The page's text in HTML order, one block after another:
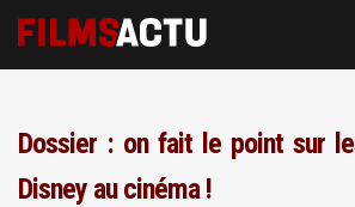
Dossier : on fait le point sur
Disney au cinéma !